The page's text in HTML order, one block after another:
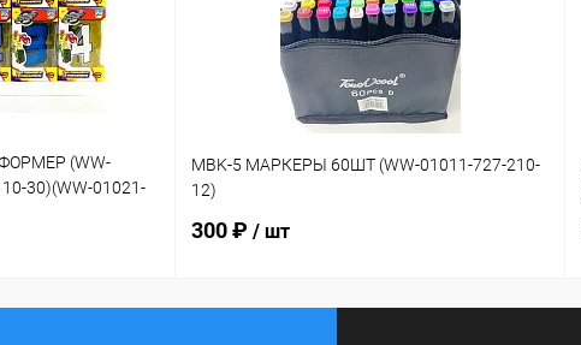
(WW-
30)(WW-01021-
MBK-5 МАРКЕРЫ 60ШТ (WW-01011-727-210-
12)
300 ₽ / шт